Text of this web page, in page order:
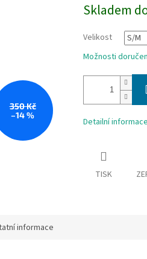
350 Kč
–14 %
cena:
Skladem
Velikost
Možnosti
Detailní informace
TISK
informace